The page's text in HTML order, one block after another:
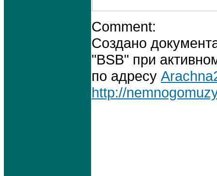
Comment:
Создано
"BSB" при
по адресу
http://